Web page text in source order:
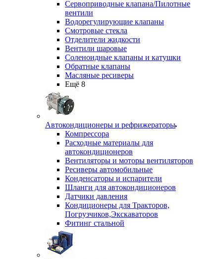
Сервоприводные клапана/Пилотные
вентили
Водорегулирующие клапаны
Смотровые стекла
Отделители жидкости
Вентили шаровые
Соленоидные клапаны и катушки
Обратные клапаны
Масляные ресиверы
Ещё 8
Автокондиционеры и рефрижераторы
Компрессора
Расходные материалы для
автокондиционеров
Вентиляторы и моторы вентиляторов
Ресиверы автомобильные
Конденсаторы и испарители
Шланги для автокондиционеров
Датчики давления
Кондиционеры для Тракторов,
Погрузчиков,Экскаваторов
Фитинг стальной